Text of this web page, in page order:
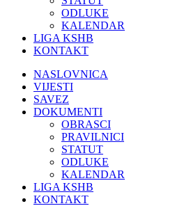
ODLUKE
KALENDAR
LIGA KSHB
KONTAKT
NASLOVNICA
VIJESTI
SAVEZ
DOKUMENTI
OBRASCI
PRAVILNICI
STATUT
ODLUKE
KALENDAR
LIGA KSHB
KONTAKT